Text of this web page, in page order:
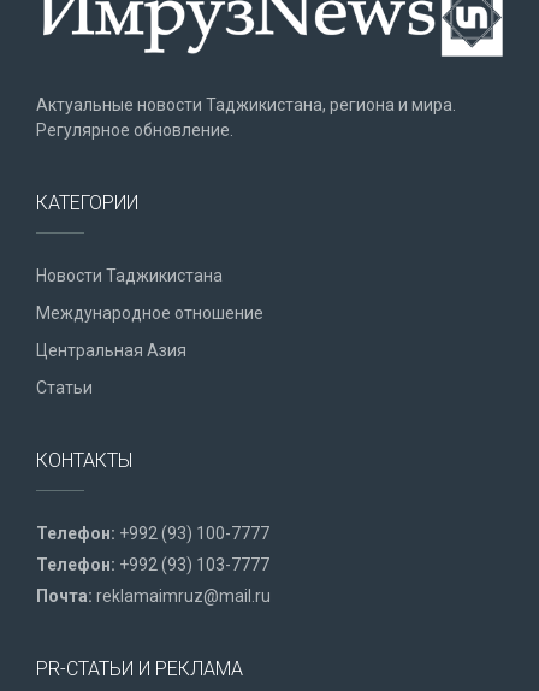
Актуальные новости Таджикистана, региона и мира.
Регулярное обновление.
КАТЕГОРИИ
Новости Таджикистана
Международное отношение
Центральная Азия
Статьи
КОНТАКТЫ
Телефон: +992 (93) 100-7777
Телефон: +992 (93) 103-7777
Почта: reklamaimruz@mail.ru
PR-СТАТЬИ И РЕКЛАМА